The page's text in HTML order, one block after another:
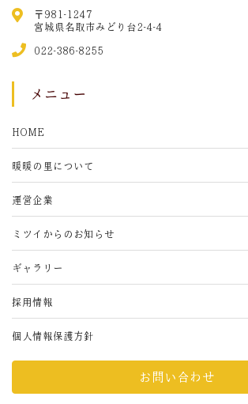
〒981-1247
宮城県名取市みどり台2-4-4
022-386-8255
メニュー
HOME
暖暖の里について
運営企業
ミツイからのお知らせ
ギャラリー
採用情報
個人情報保護方針
お問い合わせ